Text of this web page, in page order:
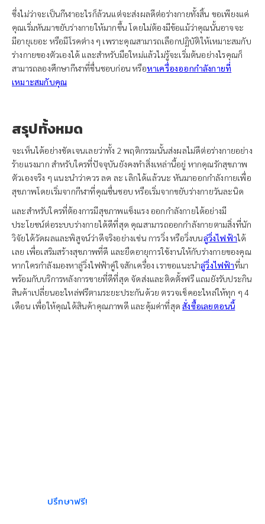
ซึ่งไม่ว่าจะเป็นกีฬาอะไรก็ล้วนแต่จะส่งผลดีต่อร่างกายทั้งสิ้น ขอเพียงแค่
คุณเริ่มหันมาขยับร่างกายให้มากขึ้น โดยไม่ต้องมีข้อแม้ว่าคุณนั้นอาจจะ
มีอายุเยอะ หรือมีโรคต่าง ๆ เพราะคุณสามารถเลือกปฏิบัติให้เหมาะสมกับ
ร่างกายของตัวเองได้ และสำหรับมือใหม่แล้วไม่รู้จะเริ่มต้นอย่างไรคุณก็
สามารถลองศึกษากีฬาที่ชื่นชอบก่อน หรือหาเครื่องออกกำลังกายที่
เหมาะสมกับคุณ
สรุปทั้งหมด
จะเห็นได้อย่างชัดเจนเลยว่าทั้ง 2 พฤติกรรมนั้นส่งผลไม่ดีต่อร่างกายอย่าง
ร้ายแรงมาก สำหรับใครที่ปัจจุบันยังคงทำสิ่งเหล่านี้อยู่ หากคุณรักสุขภาพ
ตัวเองจริง ๆ แนะนำว่าควร ลด ละ เลิกได้แล้วนะ หันมาออกกำลังกายเพื่อ
สุขภาพโดยเริ่มจากกีฬาที่คุณชื่นชอบ หรือเริ่มจากขยับร่างกายวันละนิด
และสำหรับใครที่ต้องการมีสุขภาพแข็งแรง ออกกำลังกายได้อย่างมี
ประโยชน์ต่อระบบร่างกายได้ดีที่สุด คุณสามารถออกกำลังกายตามสิ่งที่นัก
วิจัยได้วัดผลและพิสูจน์ว่าดีจริงอย่างเช่น การวิ่ง หรือวิ่งบนลู่วิ่งไฟฟ้าได้
เลย เพื่อเสริมสร้างสุขภาพที่ดี และยืดอายุการใช้งานให้กับร่างกายของคุณ
หากใครกำลังมองหาลู่วิ่งไฟฟ้าคู่ใจสักเครื่อง เราขอแนะนำลู่วิ่งไฟฟ้าที่มา
พร้อมกับบริการหลังการขายที่ดีที่สุด จัดส่งและติดตั้งฟรี แถมยังรับประกิน
สินค้าเปลี่ยนอะไหล่ฟรีตามระยะประกันด้วย ตรวจเช็คอะไหล่ให้ทุก ๆ 4
เดือน เพื่อให้คุณได้สินค้าคุณภาพดี และคุ้มค่าที่สุดสั่งซื้อเลยตอนนี้
ปรึกษาฟรี!